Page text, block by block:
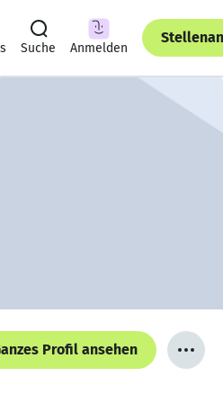
Suche Anmelden
Profil ansehen